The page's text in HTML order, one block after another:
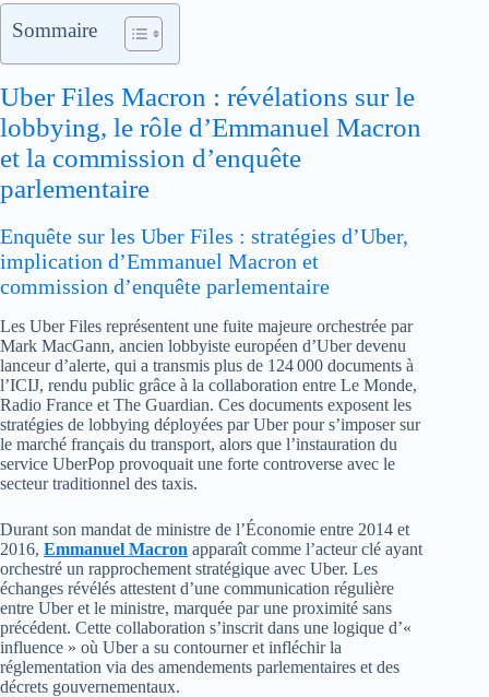
Sommaire
Uber Files Macron : révélations sur le
lobbying, le rôle d’Emmanuel Macron
et la commission d’enquête
parlementaire
Enquête sur les Uber Files : stratégies d’Uber,
implication d’Emmanuel Macron et
commission d’enquête parlementaire
Les Uber Files représentent une fuite majeure orchestrée par
Mark MacGann, ancien lobbyiste européen d’Uber devenu
lanceur d’alerte, qui a transmis plus de 124 000 documents à
l’ICIJ, rendu public grâce à la collaboration entre Le Monde,
Radio France et The Guardian. Ces documents exposent les
stratégies de lobbying déployées par Uber pour s’imposer sur
le marché français du transport, alors que l’instauration du
service UberPop provoquait une forte controverse avec le
secteur traditionnel des taxis.
Durant son mandat de ministre de l’Économie entre 2014 et
2016, Emmanuel Macron apparaît comme l’acteur clé ayant
orchestré un rapprochement stratégique avec Uber. Les
échanges révélés attestent d’une communication régulière
entre Uber et le ministre, marquée par une proximité sans
précédent. Cette collaboration s’inscrit dans une logique d’«
influence » où Uber a su contourner et infléchir la
réglementation via des amendements parlementaires et des
décrets gouvernementaux.